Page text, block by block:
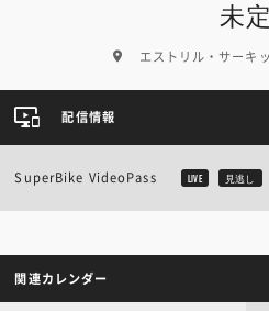
未定
エストリル・サーキ
配信情報
SuperBike VideoPass LIVE 見逃し
関連カレンダー